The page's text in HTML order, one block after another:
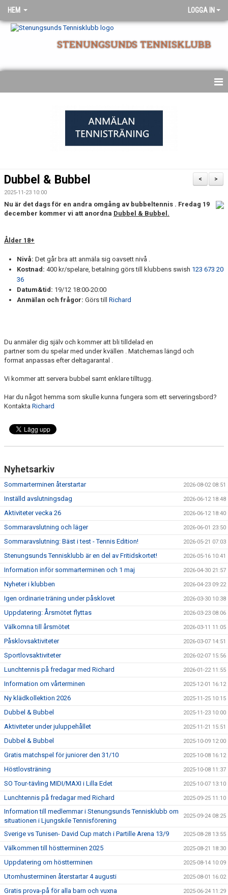
HEM LOGGA IN
STENUNGSUNDS TENNISKLUBB
>
<
Dubbel & Bubbel
2025-11-23 10:00
Nu är det dags för en andra omgång av bubbeltennis . Fredag 19
december kommer vi att anordna Dubbel & Bubbel.
Ålder 18+
Nivå: Det går bra att anmäla sig oavsett nivå .
Kostnad: 400 kr/spelare, betalning görs till klubbens swish 123 673 20
36
Datum&tid: 19/12 18:00-20:00
Anmälan och frågor: Görs till Richard
Du anmäler dig själv och kommer att bli tilldelad en
partner som du spelar med under kvällen . Matchernas längd och
format anpassas efter deltagarantal .
Vi kommer att servera bubbel samt enklare tilltugg.
Har du något hemma som skulle kunna fungera som ett serveringsbord?
Kontakta Richard
Nyhetsarkiv
Sommarterminen återstartar 2026-08-02 08:51
Inställd avslutningsdag 2026-06-12 18:48
Aktiviteter vecka 26 2026-06-12 18:40
Sommaravslutning och läger 2026-06-01 23:50
Sommaravslutning: Bäst i test - Tennis Edition! 2026-05-21 07:03
Stenungsunds Tennisklubb är en del av Fritidskortet! 2026-05-16 10:41
Information inför sommarterminen och 1 maj 2026-04-30 21:57
Nyheter i klubben 2026-04-23 09:22
Igen ordinarie träning under påsklovet 2026-03-30 10:38
Uppdatering: Årsmötet flyttas 2026-03-23 08:06
Välkomna till årsmötet 2026-03-11 11:05
Påsklovsaktiviteter 2026-03-07 14:51
Sportlovsaktiviteter 2026-02-07 15:56
Lunchtennis på fredagar med Richard 2026-01-22 11:55
Information om vårterminen 2025-12-01 16:12
Ny klädkollektion 2026 2025-11-25 10:15
Dubbel & Bubbel 2025-11-23 10:00
Aktiviteter under juluppehållet 2025-11-21 15:51
Dubbel & Bubbel 2025-10-09 12:00
Gratis matchspel för juniorer den 31/10 2025-10-08 16:12
Höstlovsträning 2025-10-08 11:37
SO Tour-tävling MIDI/MAXI i Lilla Edet 2025-10-07 13:10
Lunchtennis på fredagar med Richard 2025-09-25 11:10
Information till medlemmar i Stenungsunds Tennisklubb om
situationen i Ljungskile Tennisförening
2025-09-24 08:25
Sverige vs Tunisen- David Cup match i Partille Arena 13/9 2025-08-28 13:55
Välkommen till höstterminen 2025 2025-08-21 18:30
Uppdatering om höstterminen 2025-08-14 10:09
Utomhusterminen återstartar 4 augusti 2025-08-01 16:02
Gratis prova-på för alla barn och vuxna 2025-06-24 11:29